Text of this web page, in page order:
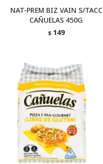
NAT-PREM BIZ VAIN S/TACC
CAÑUELAS 450G
$ 149